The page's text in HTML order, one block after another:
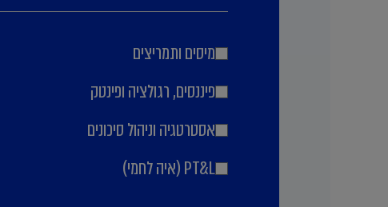
מיסים ותמריצים
פיננסים, רגולציה ופינטק
אסטרטגיה וניהול סיכונים
PT&L (איה לחמי)